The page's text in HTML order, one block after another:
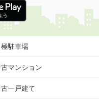
極駐車場
マンション
一戸建て